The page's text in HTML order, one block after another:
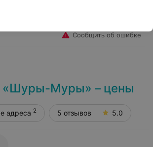
Сообщить об ошибке
«Шуры-Муры» – цены
адреса 2 5 отзывов 5.0